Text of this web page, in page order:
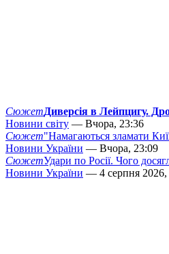
СюжетДиверсія в Лейпцигу.
Новини світу — Вчора, 23:36
Сюжет"Намагаються зламати
Новини України — Вчора, 23:09
СюжетУдари по Росії. Чого
Новини України — 4 серпня 2026,